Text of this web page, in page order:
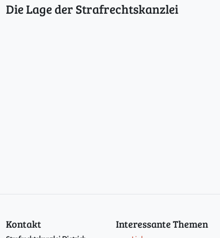
Die Lage der Strafrechtskanzlei
Kontakt Interessante Themen